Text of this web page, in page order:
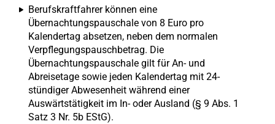
Berufskraftfahrer können eine
Übernachtungspauschale von 8 Euro pro
Kalendertag absetzen, neben dem normalen
Verpflegungspauschbetrag. Die
Übernachtungspauschale gilt für An- und
Abreisetage sowie jeden Kalendertag mit 24-
stündiger Abwesenheit während einer
Auswärtstätigkeit im In- oder Ausland (§ 9 Abs. 1
Satz 3 Nr. 5b EStG).